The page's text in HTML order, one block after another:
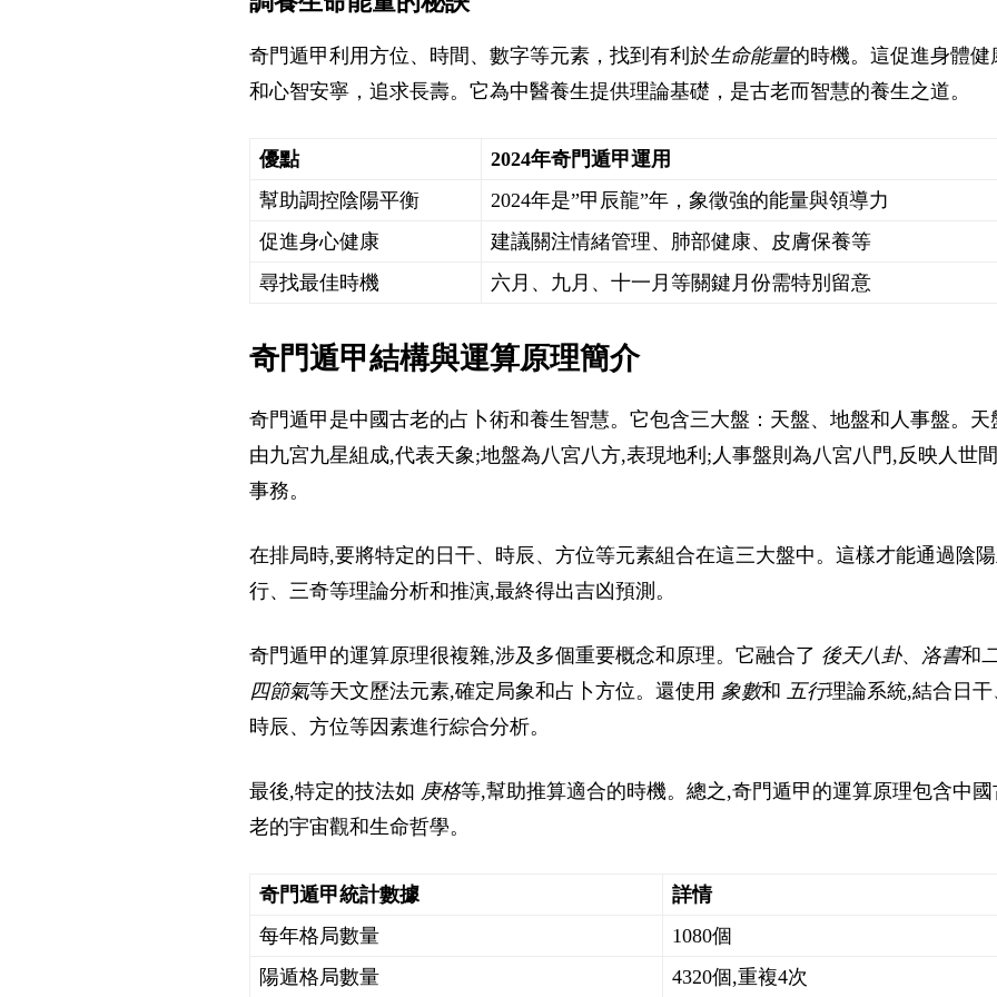
奇門遁甲利用方位、時間、數字等元素，找到有利於生命能量的時機。這促進身體健
和心智安寧，追求長壽。它為中醫養生提供理論基礎，是古老而智慧的養生之道。
優點
2024年奇門遁甲運用
幫助調控陰陽平衡
2024年是”甲辰龍”年，象徵強的能量與領導力
促進身心健康
建議關注情緒管理、肺部健康、皮膚保養等
尋找最佳時機
六月、九月、十一月等關鍵月份需特別留意
奇門遁甲結構與運算原理簡介
奇門遁甲是中國古老的占卜術和養生智慧。它包含三大盤：天盤、地盤和人事盤。天
由九宮九星組成,代表天象;地盤為八宮八方,表現地利;人事盤則為八宮八門,反映人世
事務。
在排局時,要將特定的日干、時辰、方位等元素組合在這三大盤中。這樣才能通過陰
行、三奇等理論分析和推演,最終得出吉凶預測。
奇門遁甲的運算原理很複雜,涉及多個重要概念和原理。它融合了 後天八卦、 洛書和
四節氣等天文歷法元素,確定局象和占卜方位。還使用 象數和 五行理論系統,結合日干
時辰、方位等因素進行綜合分析。
最後,特定的技法如 庚格等,幫助推算適合的時機。總之,奇門遁甲的運算原理包含中國
老的宇宙觀和生命哲學。
奇門遁甲統計數據
詳情
每年格局數量
1080個
陽遁格局數量
4320個,重複4次